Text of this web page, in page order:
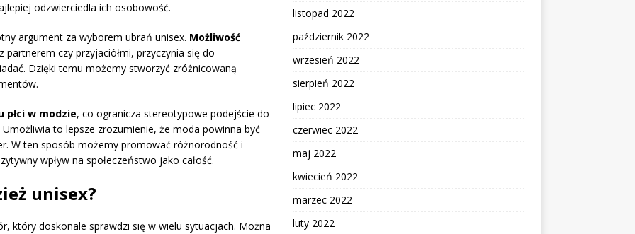
odzwierciedla ich osobowość.
argument za wyborem ubrań unisex. Możliwość
partnerem czy przyjaciółmi, przyczynia się do
Dzięki temu możemy stworzyć zróżnicowaną
płci w modzie, co ogranicza stereotypowe podejście do
to lepsze zrozumienie, że moda powinna być
W ten sposób możemy promować różnorodność i
wpływ na społeczeństwo jako całość.
unisex?
który doskonale sprawdzi się w wielu sytuacjach. Można
listopad 2022
październik 2022
wrzesień 2022
sierpień 2022
lipiec 2022
czerwiec 2022
maj 2022
kwiecień 2022
marzec 2022
luty 2022